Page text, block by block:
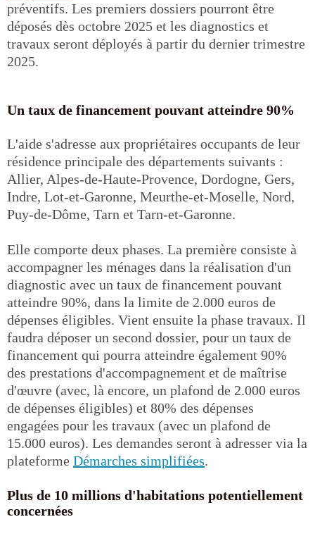
préventifs. Les premiers dossiers pourront être
déposés dès octobre 2025 et les diagnostics et
travaux seront déployés à partir du dernier trimestre
2025.
Un taux de financement pouvant atteindre 90%
L'aide s'adresse aux propriétaires occupants de leur
résidence principale des départements suivants :
Allier, Alpes-de-Haute-Provence, Dordogne, Gers,
Indre, Lot-et-Garonne, Meurthe-et-Moselle, Nord,
Puy-de-Dôme, Tarn et Tarn-et-Garonne.
Elle comporte deux phases. La première consiste à
accompagner les ménages dans la réalisation d'un
diagnostic avec un taux de financement pouvant
atteindre 90%, dans la limite de 2.000 euros de
dépenses éligibles. Vient ensuite la phase travaux. Il
faudra déposer un second dossier, pour un taux de
financement qui pourra atteindre également 90%
des prestations d'accompagnement et de maîtrise
d'œuvre (avec, là encore, un plafond de 2.000 euros
de dépenses éligibles) et 80% des dépenses
engagées pour les travaux (avec un plafond de
15.000 euros). Les demandes seront à adresser via la
plateforme Démarches simplifiées.
Plus de 10 millions d'habitations potentiellement
concernées